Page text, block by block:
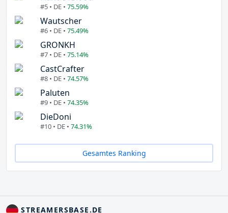
#5 • DE • 75.59%
Wautscher
#6 • DE • 75.49%
GRONKH
#7 • DE • 75.14%
CastCrafter
#8 • DE • 74.57%
Paluten
#9 • DE • 74.35%
DieDoni
#10 • DE • 74.31%
Gesamtes Ranking
STREAMERSBASE.DE